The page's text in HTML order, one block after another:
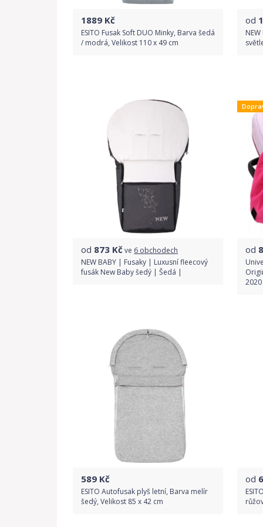
1889 Kč
ESITO Fusak Soft DUO Minky, Barva šedá
/ modrá, Velikost 110 x 49 cm
Detail produktu
od
od 873 Kčve 6 obchodech
NEW BABY | Fusaky | Luxusní fleecový
fusák New Baby šedý | Šedá |
od
2020
589 Kč
ESITO Autofusak plyš letní, Barva melír
šedý, Velikost 85 x 42 cm
od